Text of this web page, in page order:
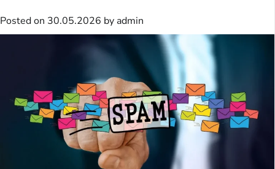
Posted on 30.05.2026 by admin